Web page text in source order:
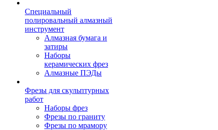
Специальный
полировальный алмазный
инструмент
Алмазная бумага и
затиры
Наборы
керамических фрез
Алмазные ПЭДы
Фрезы для скульптурных
работ
Наборы фрез
Фрезы по граниту
Фрезы по мрамору